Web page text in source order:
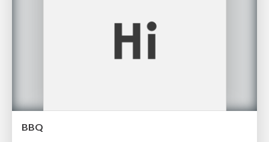
BBQ